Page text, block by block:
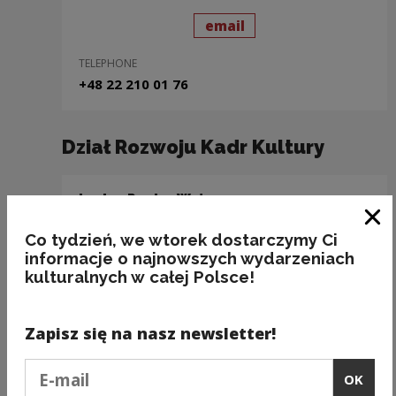
send
emailto: Zuzanna
TELEPHONE
+48 22 210 01 76
Dział Rozwoju Kadr Kultury
Irmina Recka-Wyżga
send
emailto: Irmina Recka-
+48 22 350 95 41
Co tydzień, we wtorek dostarczymy Ci
informacje o najnowszych wydarzeniach
kulturalnych w całej Polsce!
Zapisz się na nasz newsletter!
OK